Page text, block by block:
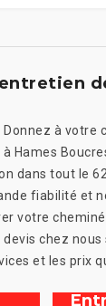
à votre
dans tout le
fiabilité et
votre
chez
et les prix